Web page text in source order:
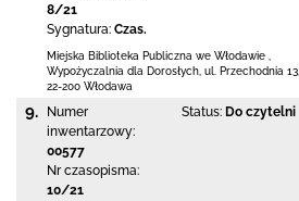
8/21
Sygnatura: Czas.
Miejska Biblioteka Publiczna we Włodawie
Wypożyczalnia dla Dorosłych, ul. Przechodnia 13
22-200 Włodawa
9.
Numer
inwentarzowy:
00577
Nr czasopisma:
10/21
Status: Do czytelni